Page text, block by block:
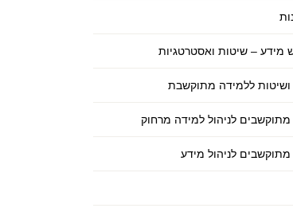
מידע – שיטות ואסטרטגיות
ושיטות ללמידה מתוקשבת
מתוקשבים לניהול למידה מרחוק
מתוקשבים לניהול מידע